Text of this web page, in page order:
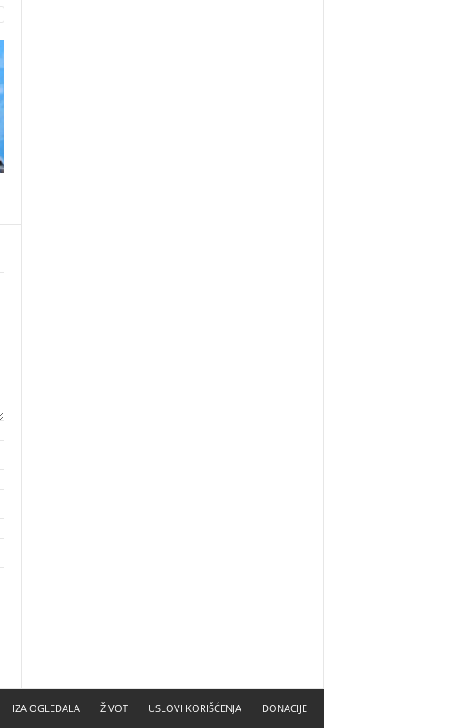
IZA OGLEDALA ŽIVOT USLOVI KORIŠĆENJA DONACIJE